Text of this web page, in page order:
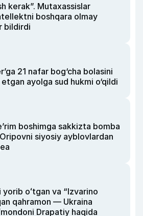
kerak”. Mutaxassislar
boshqara olmay
bildirdi
21 nafar bog‘cha bolasini
ayolga sud hukmi o‘qildi
boshimga sakkizta bomba
Oripovni siyosiy ayblovlardan
oʻtgan va “Izvarino
qahramon — Ukraina
Drapatiy haqida